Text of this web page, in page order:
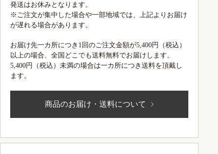
発送はお休みとなります。
※ご注文が集中した場合や一部地域では、上記よりお届け
が遅れる場合があります。
お届け先一カ所につき1回のご注文金額が5,400円（税込）
以上の場合、全国どこでも送料無料でお届けします。
5,400円（税込）未満の場合は一カ所につき送料を頂戴し
ます。
商品のお届け・送料について